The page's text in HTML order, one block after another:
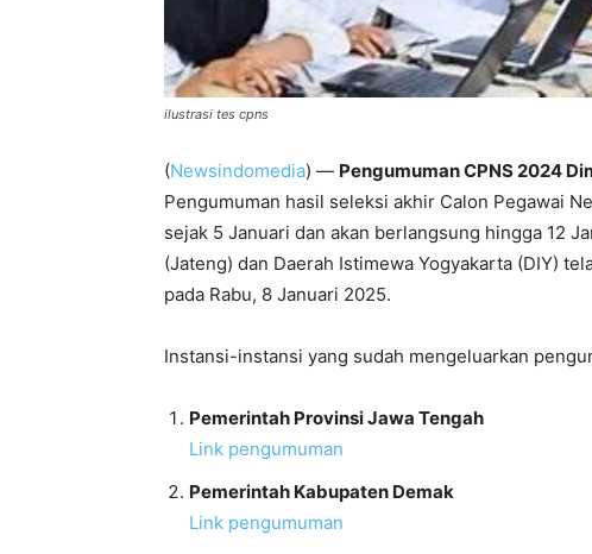
ilustrasi tes cpns
(Newsindomedia) — Pengumuman CPNS 2024
Pengumuman hasil seleksi akhir Calon Pegawai
sejak 5 Januari dan akan berlangsung hingga 12
(Jateng) dan Daerah Istimewa Yogyakarta (DIY)
pada Rabu, 8 Januari 2025.
Instansi-instansi yang sudah mengeluarkan
Pemerintah Provinsi Jawa Tengah
Link pengumuman
Pemerintah Kabupaten Demak
Link pengumuman